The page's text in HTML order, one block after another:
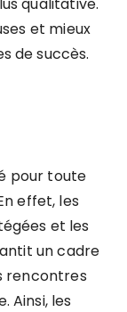
et mieux
de succès.
pour toute
effet, les
et les
un cadre
rencontres
Ainsi, les